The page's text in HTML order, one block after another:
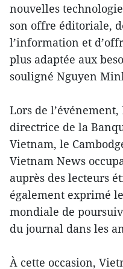
nouvelles
son offre éditoriale,
l’information et
plus adaptée aux
souligné Nguyen
Lors de
directrice de la
Vietnam, le
Vietnam News
auprès des lecteurs
également exprimé
mondiale de
du journal dans les
À cette occasion,